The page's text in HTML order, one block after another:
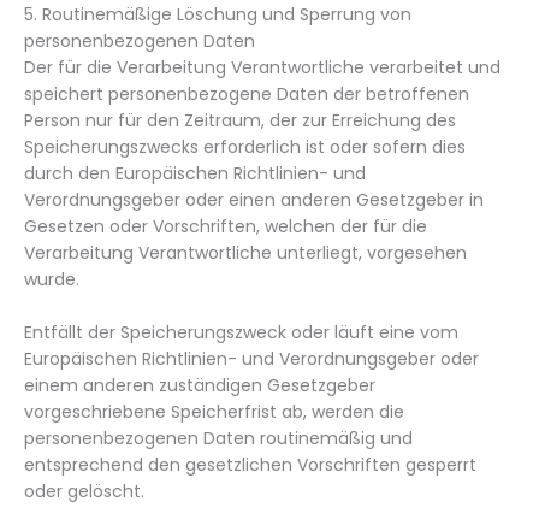
5. Routinemäßige Löschung und Sperrung von
personenbezogenen Daten
Der für die Verarbeitung Verantwortliche verarbeitet und
speichert personenbezogene Daten der betroffenen
Person nur für den Zeitraum, der zur Erreichung des
Speicherungszwecks erforderlich ist oder sofern dies
durch den Europäischen Richtlinien- und
Verordnungsgeber oder einen anderen Gesetzgeber in
Gesetzen oder Vorschriften, welchen der für die
Verarbeitung Verantwortliche unterliegt, vorgesehen
wurde.
Entfällt der Speicherungszweck oder läuft eine vom
Europäischen Richtlinien- und Verordnungsgeber oder
einem anderen zuständigen Gesetzgeber
vorgeschriebene Speicherfrist ab, werden die
personenbezogenen Daten routinemäßig und
entsprechend den gesetzlichen Vorschriften gesperrt
oder gelöscht.